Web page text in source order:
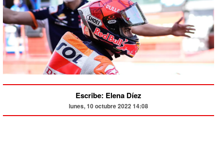
Escribe: Elena Díez
lunes, 10 octubre 2022 14:08